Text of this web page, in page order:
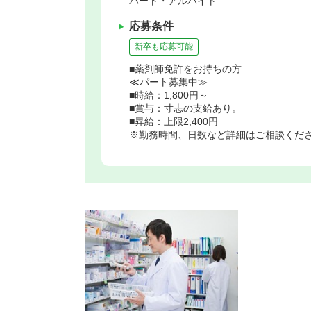
応募条件
新卒も応募可能
■薬剤師免許をお持ちの方
≪パート募集中≫
■時給：1,800円～
■賞与：寸志の支給あり。
■昇給：上限2,400円
※勤務時間、日数など詳細はご相談くだ